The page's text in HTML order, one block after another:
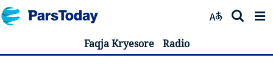
Faqja Kryesore Radio